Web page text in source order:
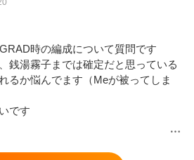
時の編成について質問です
銭湯霧子までは確定だと思っている
るか悩んでます（Meが被ってしま
です